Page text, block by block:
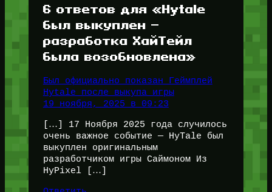
6 ответов для «Hytale
был выкуплен —
разработка ХайТейл
была возобновлена»
Был официально показан Геймплей
Hytale после выкупа игры
19 ноября, 2025 в 09:23
[…] 17 Ноября 2025 года случилось
очень важное событие — HyTale был
выкуплен оригинальным
разработчиком игры Саймоном Из
HyPixel […]